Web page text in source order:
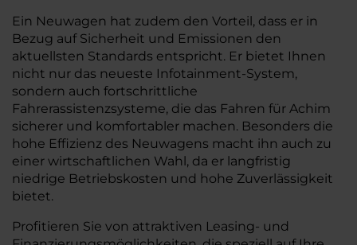
Ein Neuwagen hat zudem den Vorteil, dass er in
Bezug auf Sicherheit und Emissionen den
aktuellsten Standards entspricht. Er bietet Ihnen
nicht nur das neueste Infotainment-System,
sondern auch fortschrittliche
Fahrerassistenzsysteme, die das Fahren für Achim
sicherer und komfortabler machen. Besonders die
hohe Effizienz des Neuwagens macht ihn auch zu
einer wirtschaftlichen Wahl, da er langfristig
niedrige Betriebskosten und hohe Zuverlässigkeit
bietet.
Profitieren Sie von attraktiven Leasing- und